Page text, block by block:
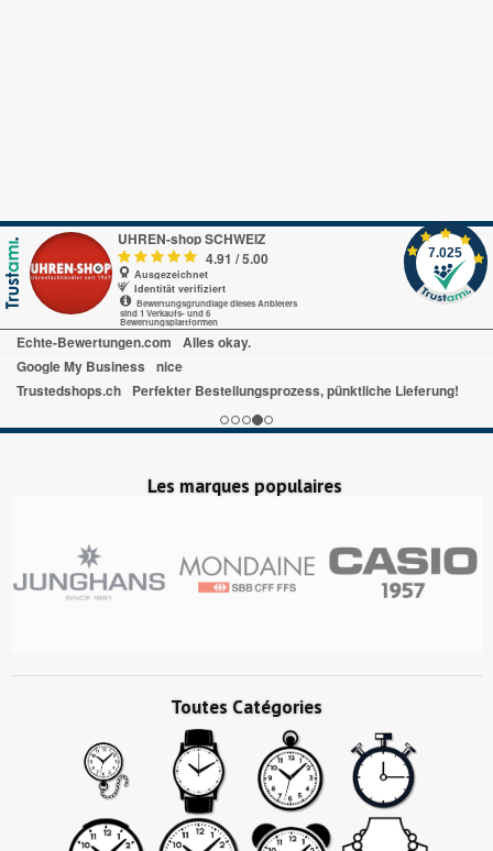
UHREN-shop SCHWEIZ
4.91 /5.00
Ausgezeichnet
Identität verifiziert
Bewertungsgrundlage dieses Anbieters
sind 1 Verkaufs- und 6
Bewertungsplattformen
7.025
Echte-Bewertungen.com
Alles okay.
Google My Business
nice
Trustedshops.ch
Perfekter Bestellungsprozess, pünktliche Lieferung!
Les marques populaires
Toutes Catégories